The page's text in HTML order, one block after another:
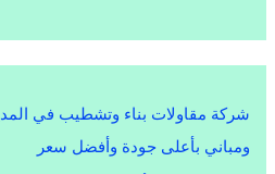
شركة مقاولات بناء وتشطيب في
ومباني بأعلى جودة وأفضل سعر